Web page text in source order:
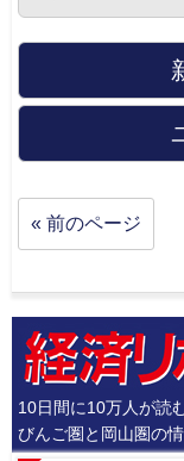
« 前のページ
10日間に10万人が読
びんご圏と岡山圏の